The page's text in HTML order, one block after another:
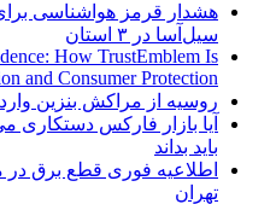
سیل‌آسا در ۳ استان
How TrustEmblem Is
and Consumer Protection
روسیه از مراکش بنزین
آیا بازار فارکس دستکاری
باید بداند
اطلاعیه فوری قطع برق
تهران